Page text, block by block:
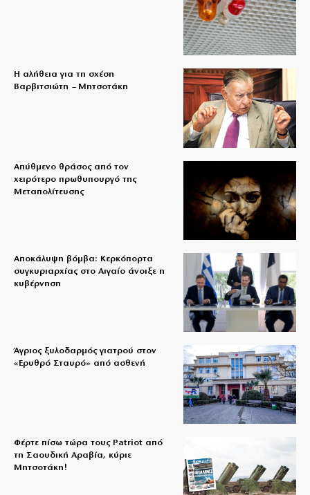
Η αλήθεια για τη σχέση
Βαρβιτσιώτη – Μητσοτάκη
Απύθμενο θράσος από τον
χειρότερο πρωθυπουργό της
Μεταπολίτευσης
Αποκάλυψη βόμβα: Κερκόπορτα
συγκυριαρχίας στο Αιγαίο άνοιξε η
κυβέρνηση
Άγριος ξυλοδαρμός γιατρού στον
«Ερυθρό Σταυρό» από ασθενή
Φέρτε πίσω τώρα τους Patriot από
τη Σαουδική Αραβία, κύριε
Μητσοτάκη!